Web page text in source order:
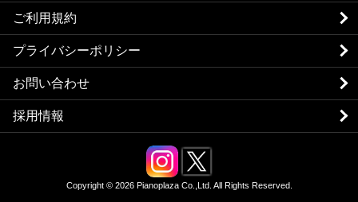
ご利用規約
プライバシーポリシー
お問い合わせ
採用情報
Copyright © 2026 Pianoplaza Co.,Ltd. All Rights Reserved.